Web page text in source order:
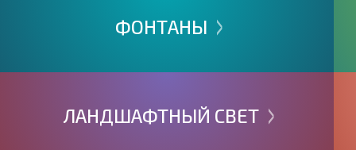
ФОНТАНЫ >
ЛАНДШАФТНЫЙ СВЕТ >